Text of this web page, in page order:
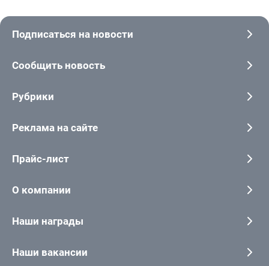
Подписаться на новости
Сообщить новость
Рубрики
Реклама на сайте
Прайс-лист
О компании
Наши награды
Наши вакансии